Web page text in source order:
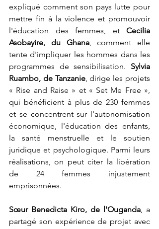
expliqué comment son pays lutte pour
mettre fin à la violence et promouvoir
l'éducation des femmes, et Cecilia
Asobayire, du Ghana, comment elle
tente d'impliquer les hommes dans les
programmes de sensibilisation. Sylvia
Ruambo, de Tanzanie, dirige les projets
« Rise and Raise » et « Set Me Free »,
qui bénéficient à plus de 230 femmes
et se concentrent sur l'autonomisation
économique, l'éducation des enfants,
la santé menstruelle et le soutien
juridique et psychologique. Parmi leurs
réalisations, on peut citer la libération
de 24 femmes injustement
emprisonnées.
Sœur Benedicta Kiro, de l'Ouganda, a
partagé son expérience de projet avec